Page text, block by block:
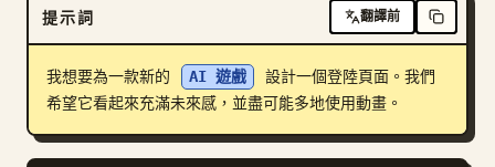
下載
部落格
提示詞 翻譯前
我想要為一款新的 AI 遊戲
設計一個登陸頁面。我們
希望它看起來充滿未來感，並盡可能多地使用動畫。